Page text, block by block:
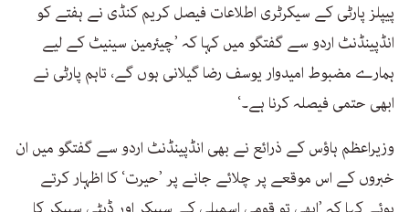
پیپلز پارٹی کے سیکرٹری اطلاعات فیصل کریم کنڈی نے ہفتے کو
انڈپینڈنٹ اردو سے گفتگو میں کہا کہ ’چیئرمین سینیٹ کے لیے
ہمارے مضبوط امیدوار یوسف رضا گیلانی ہوں گے، تاہم پارٹی نے
ابھی حتمی فیصلہ کرنا ہے۔‘
وزیراعظم ہاؤس کے ذرائع نے بھی انڈپینڈنٹ اردو سے گفتگو میں ان
خبروں کے اس موقعے پر چلائے جانے پر ’حیرت‘ کا اظہار کرتے